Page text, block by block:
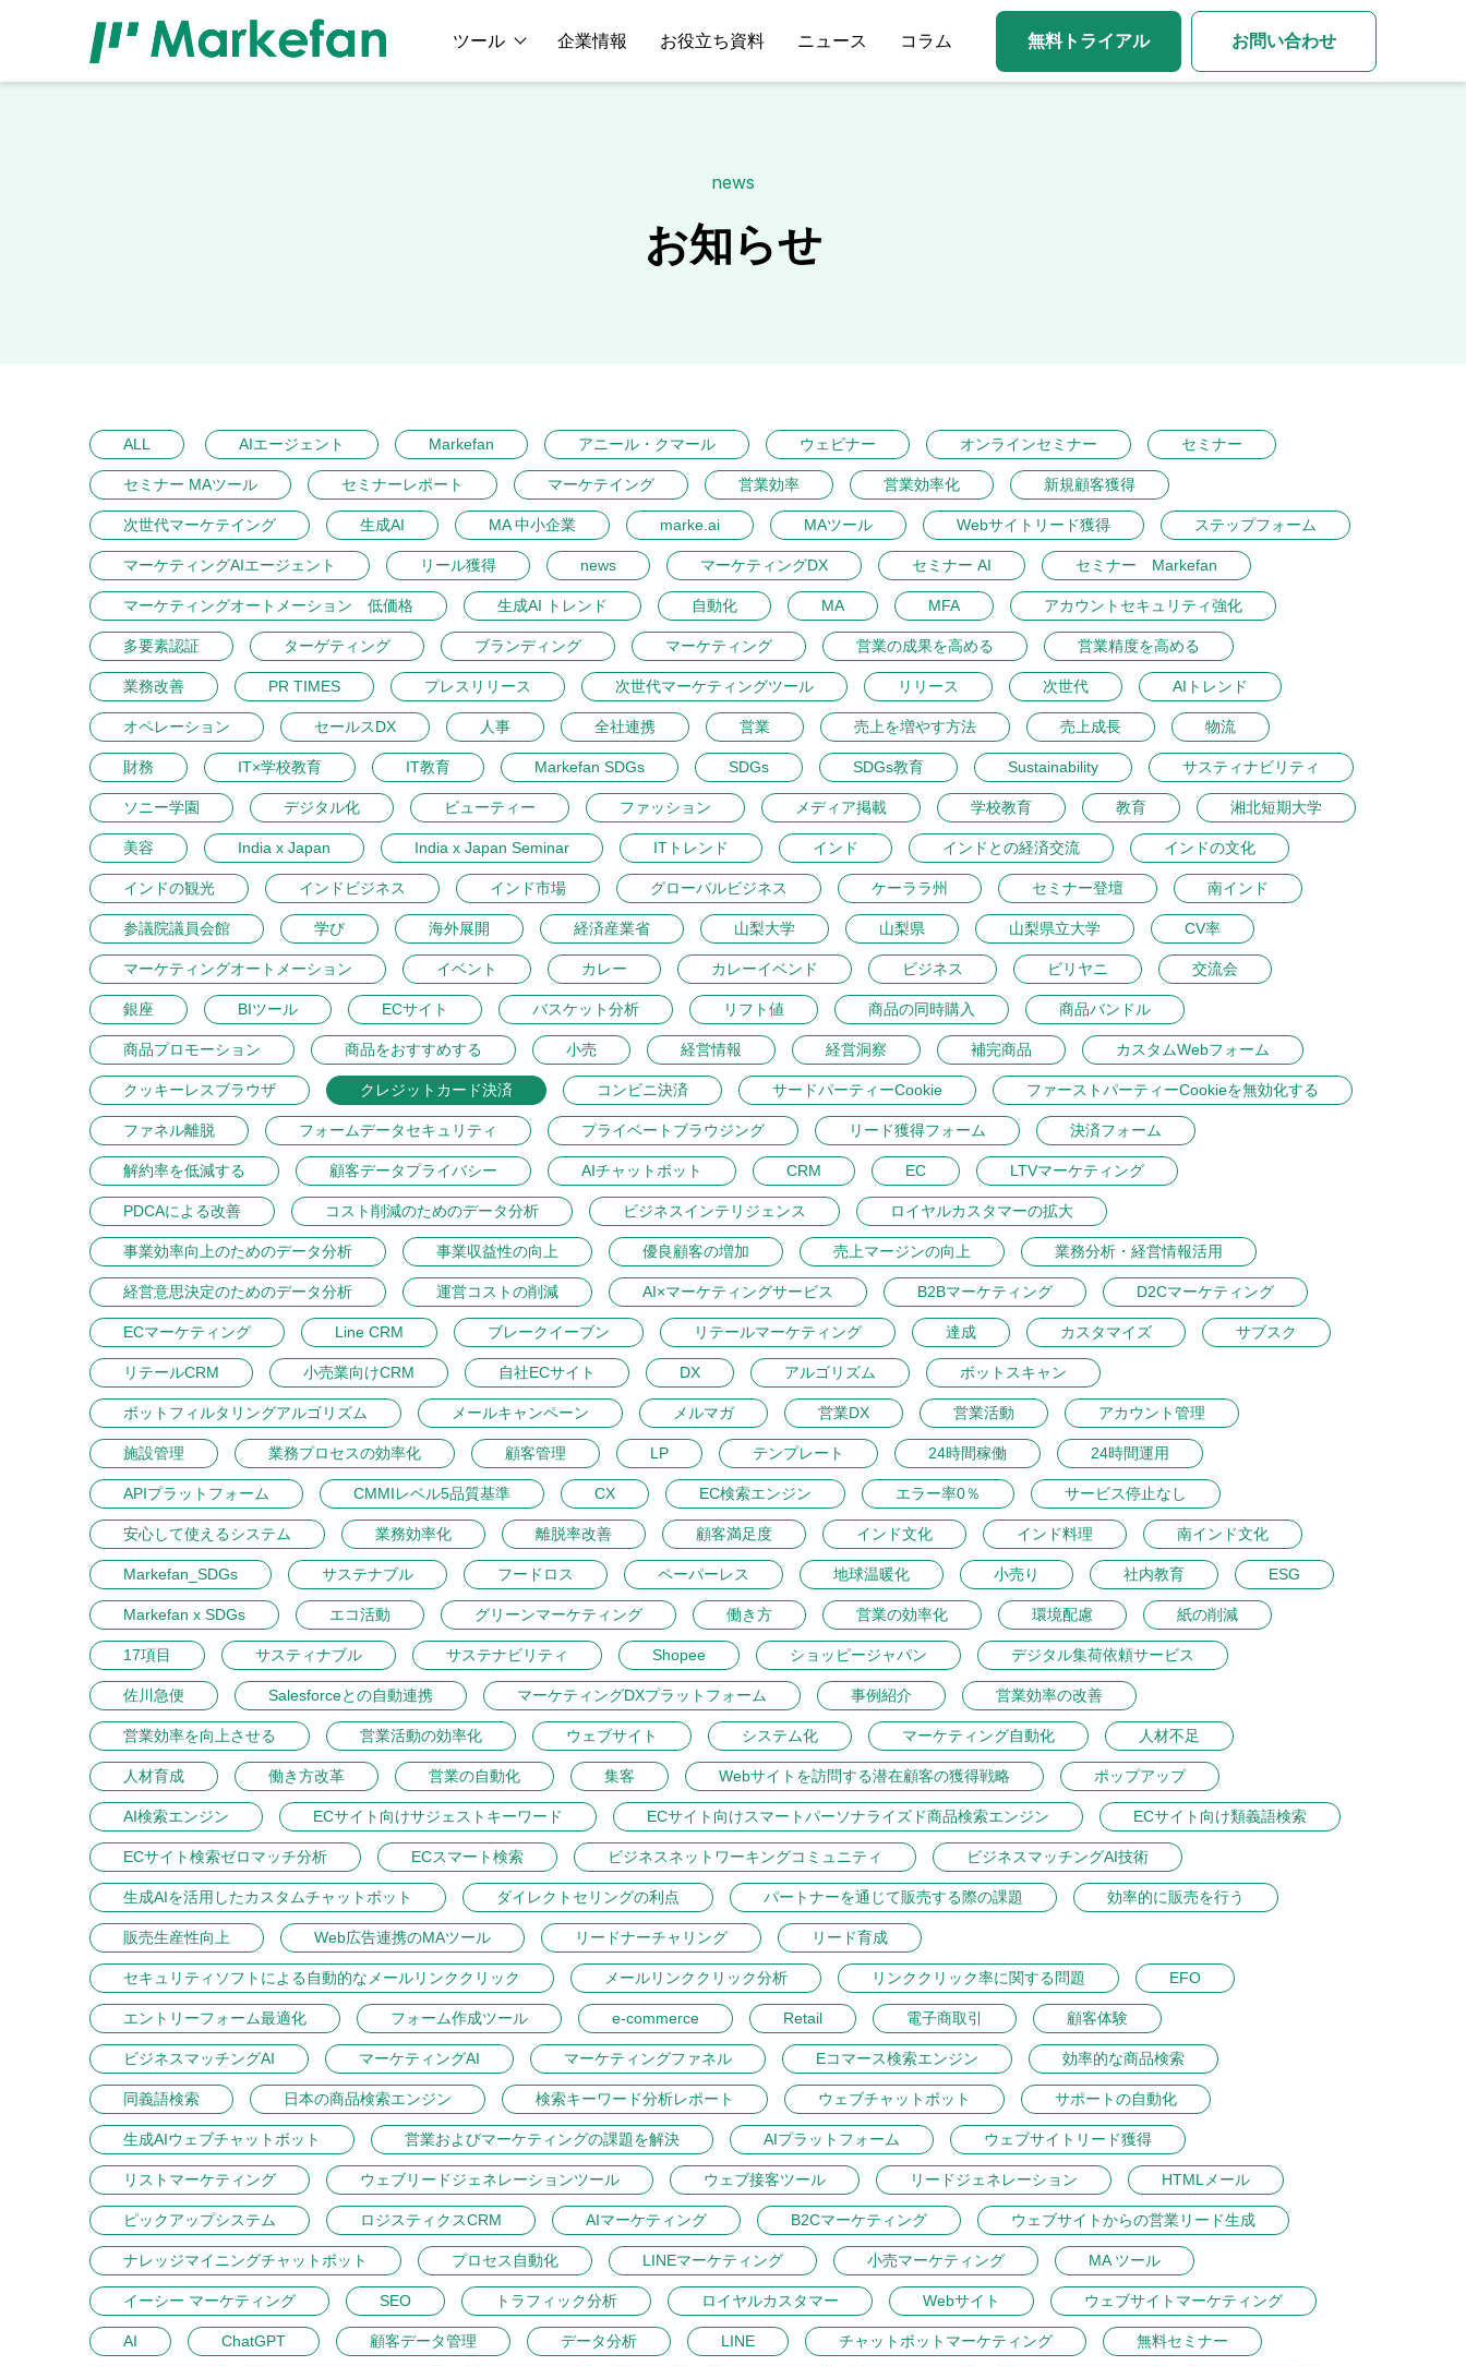
ツール 企業情報 お役立ち資料 ニュース コラム 無料トライアル お問い合わせ
news
お知らせ
ALL AIエージェント Markefan アニール・クマール ウェビナー オンラインセミナー セミナー
セミナー MAツール セミナーレポート マーケテイング 営業効率 営業効率化 新規顧客獲得
次世代マーケテイング 生成AI MA 中小企業 marke.ai MAツール Webサイトリード獲得 ステップフォーム
マーケティングAIエージェント リール獲得 news マーケティングDX セミナー AI セミナー Markefan
マーケティングオートメーション 低価格 生成AI トレンド 自動化 MA MFA アカウントセキュリティ強化
多要素認証 ターゲティング ブランディング マーケティング 営業の成果を高める 営業精度を高める
業務改善 PR TIMES プレスリリース 次世代マーケティングツール リリース 次世代 AIトレンド
オペレーション セールスDX 人事 全社連携 営業 売上を増やす方法 売上成長 物流
財務 IT×学校教育 IT教育 Markefan SDGs SDGs SDGs教育 Sustainability サスティナビリティ
ソニー学園 デジタル化 ビューティー ファッション メディア掲載 学校教育 教育 湘北短期大学
美容 India x Japan India x Japan Seminar ITトレンド インド インドとの経済交流 インドの文化
インドの観光 インドビジネス インド市場 グローバルビジネス ケーララ州 セミナー登壇 南インド
参議院議員会館 学び 海外展開 経済産業省 山梨大学 山梨県 山梨県立大学 CV率
マーケティングオートメーション イベント カレー カレーイベンド ビジネス ビリヤニ 交流会
銀座 BIツール ECサイト バスケット分析 リフト値 商品の同時購入 商品バンドル
商品プロモーション 商品をおすすめする 小売 経営情報 経営洞察 補完商品 カスタムWebフォーム
クッキーレスブラウザ クレジットカード決済 コンビニ決済 サードパーティーCookie ファーストパーティーCookieを無効化する
ファネル離脱 フォームデータセキュリティ プライベートブラウジング リード獲得フォーム 決済フォーム
解約率を低減する 顧客データプライバシー AIチャットボット CRM EC LTVマーケティング
PDCAによる改善 コスト削減のためのデータ分析 ビジネスインテリジェンス ロイヤルカスタマーの拡大
事業効率向上のためのデータ分析 事業収益性の向上 優良顧客の増加 売上マージンの向上 業務分析・経営情報活用
経営意思決定のためのデータ分析 運営コストの削減 AI×マーケティングサービス B2Bマーケティング D2Cマーケティング
ECマーケティング Line CRM ブレークイーブン リテールマーケティング 達成 カスタマイズ サブスク
リテールCRM 小売業向けCRM 自社ECサイト DX アルゴリズム ボットスキャン
ボットフィルタリングアルゴリズム メールキャンペーン メルマガ 営業DX 営業活動 アカウント管理
施設管理 業務プロセスの効率化 顧客管理 LP テンプレート 24時間稼働 24時間運用
APIプラットフォーム CMMIレベル5品質基準 CX EC検索エンジン エラー率0％ サービス停止なし
安心して使えるシステム 業務効率化 離脱率改善 顧客満足度 インド文化 インド料理 南インド文化
Markefan_SDGs サステナブル フードロス ペーパーレス 地球温暖化 小売り 社内教育 ESG
Markefan x SDGs エコ活動 グリーンマーケティング 働き方 営業の効率化 環境配慮 紙の削減
17項目 サスティナブル サステナビリティ Shopee ショッピージャパン デジタル集荷依頼サービス
佐川急便 Salesforceとの自動連携 マーケティングDXプラットフォーム 事例紹介 営業効率の改善
営業効率を向上させる 営業活動の効率化 ウェブサイト システム化 マーケティング自動化 人材不足
人材育成 働き方改革 営業の自動化 集客 Webサイトを訪問する潜在顧客の獲得戦略 ポップアップ
AI検索エンジン ECサイト向けサジェストキーワード ECサイト向けスマートパーソナライズド商品検索エンジン ECサイト向け類義語検索
ECサイト検索ゼロマッチ分析 ECスマート検索 ビジネスネットワーキングコミュニティ ビジネスマッチングAI技術
生成AIを活用したカスタムチャットボット ダイレクトセリングの利点 パートナーを通じて販売する際の課題 効率的に販売を行う
販売生産性向上 Web広告連携のMAツール リードナーチャリング リード育成
セキュリティソフトによる自動的なメールリンククリック メールリンククリック分析 リンククリック率に関する問題 EFO
エントリーフォーム最適化 フォーム作成ツール e-commerce Retail 電子商取引 顧客体験
ビジネスマッチングAI マーケティングAI マーケティングファネル Eコマース検索エンジン 効率的な商品検索
同義語検索 日本の商品検索エンジン 検索キーワード分析レポート ウェブチャットボット サポートの自動化
生成AIウェブチャットボット 営業およびマーケティングの課題を解決 AIプラットフォーム ウェブサイトリード獲得
リストマーケティング ウェブリードジェネレーションツール ウェブ接客ツール リードジェネレーション HTMLメール
ピックアップシステム ロジスティクスCRM AIマーケティング B2Cマーケティング ウェブサイトからの営業リード生成
ナレッジマイニングチャットボット プロセス自動化 LINEマーケティング 小売マーケティング MA ツール
イーシー マーケティング SEO トラフィック分析 ロイヤルカスタマー Webサイト ウェブサイトマーケティング
AI ChatGPT 顧客データ管理 データ分析 LINE チャットボットマーケティング 無料セミナー